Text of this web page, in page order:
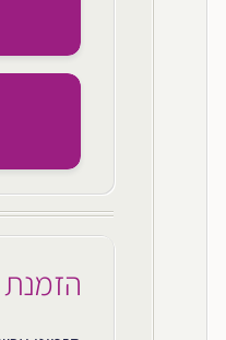
הזמנת